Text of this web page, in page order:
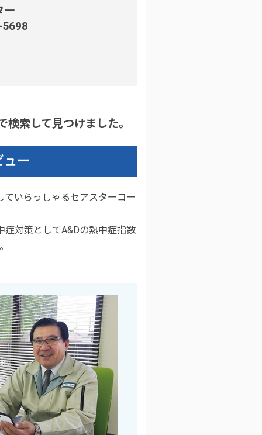
ー
索して見つけました。
ュー
いらっしゃるセアスターコー
対策としてA&Dの熱中症指数